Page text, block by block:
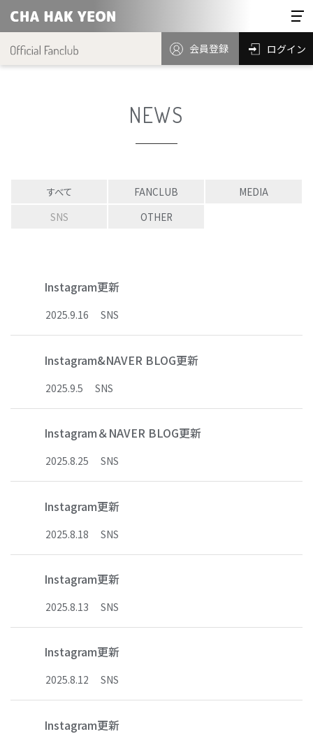
会員登録 ログイン
NEWS
すべて FANCLUB
MEDIA
SNS
OTHER
Instagram更新
2025.9.16 SNS
Instagram&NAVER BLOG更新
2025.9.5 SNS
Instagram＆NAVER BLOG更新
2025.8.25 SNS
Instagram更新
2025.8.18 SNS
Instagram更新
2025.8.13 SNS
Instagram更新
2025.8.12 SNS
Instagram更新